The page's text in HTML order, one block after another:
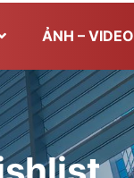
ẢNH – VIDEO